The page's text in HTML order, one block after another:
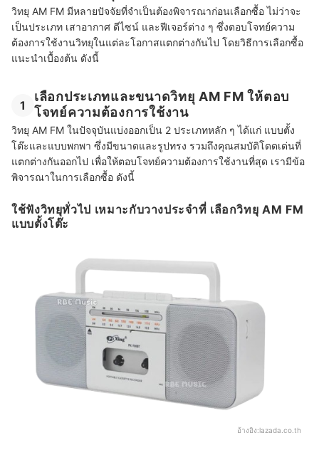
วิทยุ AM FM มีหลายปัจจัยที่จำเป็นต้องพิจารณาก่อนเลือกซื้อ ไม่ว่าจะ
เป็นประเภท เสาอากาศ ดีไซน์ และฟีเจอร์ต่าง ๆ ซึ่งตอบโจทย์ความ
ต้องการใช้งานวิทยุในแต่ละโอกาสแตกต่างกันไป โดยวิธีการเลือกซื้อ
แนะนำเบื้องต้น ดังนี้
1
เลือกประเภทและขนาดวิทยุ AM FM ให้ตอบ
โจทย์ความต้องการใช้งาน
วิทยุ AM FM ในปัจจุบันแบ่งออกเป็น 2 ประเภทหลัก ๆ ได้แก่ แบบตั้ง
โต๊ะและแบบพกพา ซึ่งมีขนาดและรูปทรง รวมถึงคุณสมบัติโดดเด่นที่
แตกต่างกันออกไป เพื่อให้ตอบโจทย์ความต้องการใช้งานที่สุด เรามีข้อ
พิจารณาในการเลือกซื้อ ดังนี้
ใช้ฟังวิทยุทั่วไป เหมาะกับวางประจำที่ เลือกวิทยุ AM FM
แบบตั้งโต๊ะ
อ้างอิง:lazada.co.th